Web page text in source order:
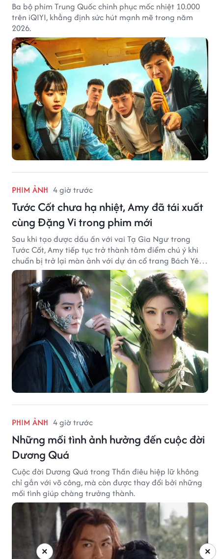
Ba bộ phim Trung Quốc chinh phục mốc nhiệt 10.000
trên iQIYI, khẳng định sức hút mạnh mẽ trong năm
2026.
PHIM ẢNH 4 giờ trước
Tước Cốt chưa hạ nhiệt, Amy đã tái xuất
cùng Đặng Vi trong phim mới
Sau khi tạo được dấu ấn với vai Tạ Gia Ngư trong
Tước Cốt, Amy tiếp tục trở thành tâm điểm chú ý khi
chuẩn bị trở lại màn ảnh với dự án cổ trang Bách Yêu
Phổ.
PHIM ẢNH 4 giờ trước
Những mối tình ảnh hưởng đến cuộc đời
Dương Quá
Cuộc đời Dương Quá trong Thần điêu hiệp lữ không
chỉ gắn với võ công, mà còn được thay đổi bởi những
mối tình giúp chàng trưởng thành.
×
×